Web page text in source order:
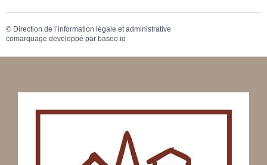
© Direction de l’information légale et administrative
comarquage developpé par baseo.io